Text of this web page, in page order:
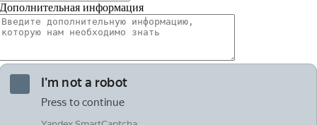
Дополнительная информация